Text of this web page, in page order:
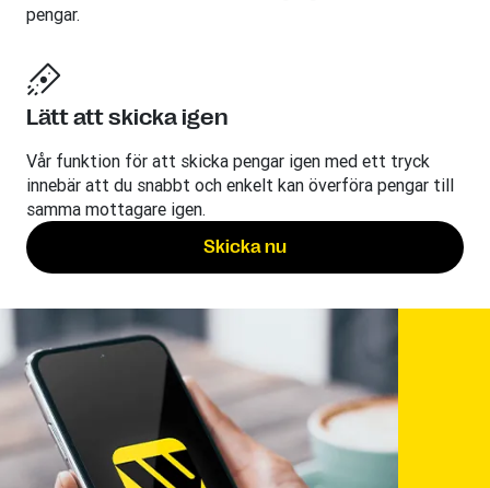
pengar.
Lätt att skicka igen
Vår funktion för att skicka pengar igen med ett tryck
innebär att du snabbt och enkelt kan överföra pengar till
samma mottagare igen.
Skicka nu